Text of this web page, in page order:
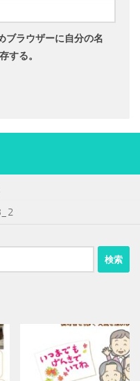
ブラウザーに自分の名
する。